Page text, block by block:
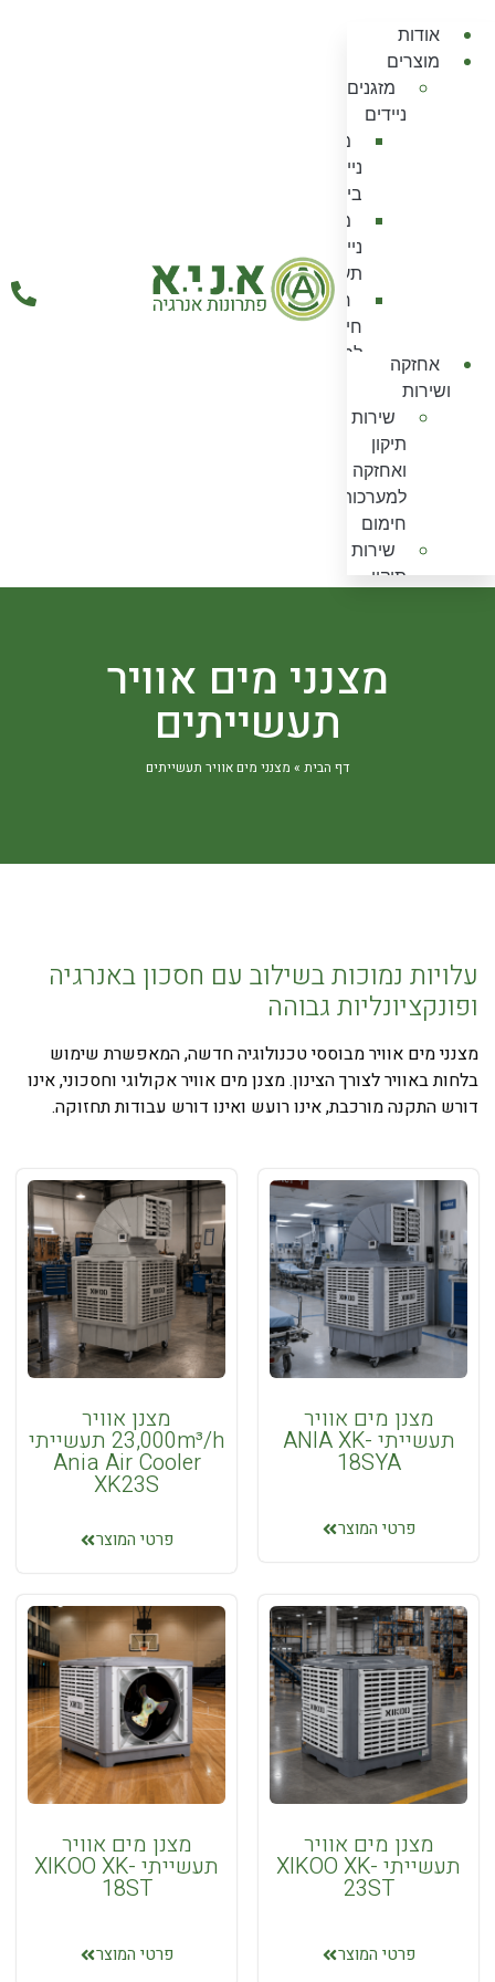
אודות
מוצרים
מזגנים
ניידים
מזגנים
ניידים
ביתיים
מזגנים
ניידים
תעשייתיים
חלקי
חילוף
למזגנים
אוויר
מצנני
תעשייתים
חלקי
חילוף
מים
מערפלי
Fan
למערפלי
מים
מסך
אוויר /
וילון
אוויר
סטנדרט
מסכי
אוויר
מחוזקים
מסכי
אוויר
תעשייתיים
אוויר
עם
מערכות
אוורור
יונק
שירותים
מאווררי
פאנל
צירי
מנדפים
תעשייתים
מאווררים
ומסחררים
תעשייתיים
מאווררי
וחלקי
מערכות
אקלום
מחוללי
לחות
אחזקה
ושירות
שירות
תיקון
ואחזקה
למערכות
חימום
שירות
תיקון
ומיזוג
מאמריםמצנני מים אוויר
תעשייתים
דף הבית » מצנני מים אוויר תעשייתים
עלויות נמוכות בשילוב עם חסכון באנרגיה
ופונקציונליות גבוהה
מצנני מים אוויר מבוססי טכנולוגיה חדשה, המאפשרת שימוש
בלחות באוויר לצורך הצינון. מצנן מים אוויר אקולוגי וחסכוני, אינו
דורש התקנה מורכבת, אינו רועש ואינו דורש עבודות תחזוקה.
מצנן מים אוויר
תעשייתי ANIA XK-
18SYA
פרטי המוצר
מצנן אוויר
23,000m³/h תעשייתי
Ania Air Cooler
XK23S
פרטי המוצר
מצנן מים אוויר
תעשייתי XIKOO XK-
23ST
פרטי המוצר
מצנן מים אוויר
תעשייתי XIKOO XK-
18ST
פרטי המוצר